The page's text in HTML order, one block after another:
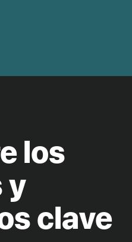
los
y
clave